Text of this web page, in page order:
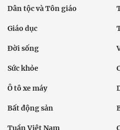
Dân tộc và Tôn giáo
Giáo dục
Đời sống
Sức khỏe
Ô tô xe máy
Bất động sản